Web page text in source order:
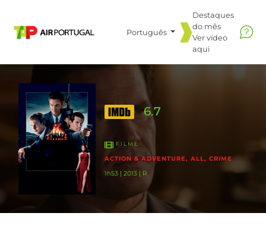
Português
Destaques
do mês
Ver vídeo
aqui
6.7
FILME
ACTION & ADVENTURE, ALL, CRIME
1h53 | 2013 | R